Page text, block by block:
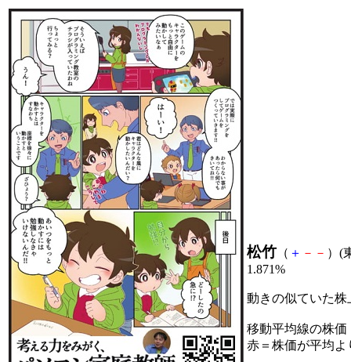
松竹 （ ＋ － － ）(
1.871%
動きの似ていた
移動平均線の株価
赤＝株価が平均